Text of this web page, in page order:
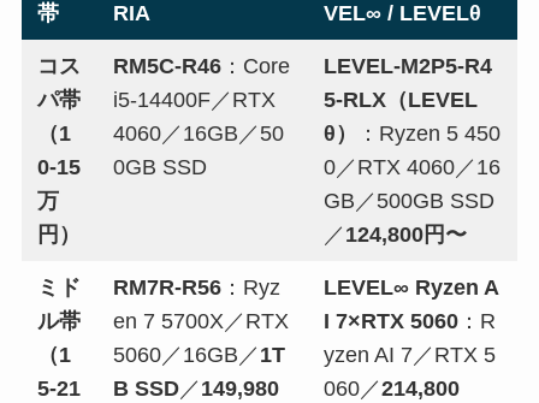
帯
RIA
VEL∞ / LEVELθ
コス
パ帯
（1
0-15
万
円）
RM5C-R46 ：Core
i5-14400F／RTX
4060／16GB／50
0GB SSD
LEVEL-M2P5-R4
5-RLX（LEVEL
θ）
：Ryzen 5 450
0／RTX 4060／16
GB／500GB SSD
／ 124,800円〜
ミド
ル帯
（1
5-21
RM7R-R56 ：Ryz
en 7 5700X／RTX
5060／16GB／ 1T
B SSD／ 149,980
LEVEL∞ Ryzen A
I 7×RTX 5060 ：R
yzen AI 7／RTX 5
060／214,800